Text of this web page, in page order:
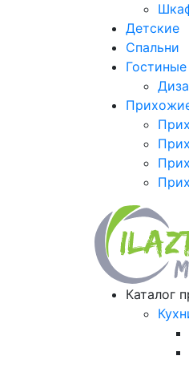
Детские
Спальни
Гостиные
Каталог